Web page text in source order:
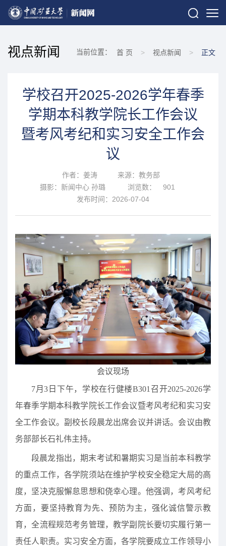
视点新闻 当前位置： 首 页 > 视点新闻 > 正文
学校召开2025-2026学年春季
学期本科教学院长工作会议
暨考风考纪和实习安全工作会
议
作者：姜涛
来源：教务部
摄影：新闻中心 孙璐
浏览数：
901
发布时间：2026-07-04
会议现场
7月3日下午，学校在行健楼B301召开2025-2026学
年春季学期本科教学院长工作会议暨考风考纪和实习安
全工作会议。副校长段晨龙出席会议并讲话。会议由教
务部部长石礼伟主持。
段晨龙指出，期末考试和暑期实习是当前本科教学
的重点工作，各学院须站在维护学校安全稳定大局的高
度，坚决克服懈怠思想和侥幸心理。他强调，考风考纪
方面，要坚持教育为先、预防为主，强化诚信警示教
育，全流程规范考务管理，教学副院长要切实履行第一
责任人职责。实习安全方面，各学院要成立工作领导小